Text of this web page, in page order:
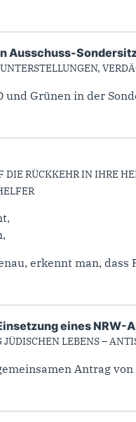
Ausschuss-
und Grünen in der
DIE RÜCKKEHR IN IHRE
erkennt man, dass
eines
JÜDISCHEN LEBENS –
Antrag